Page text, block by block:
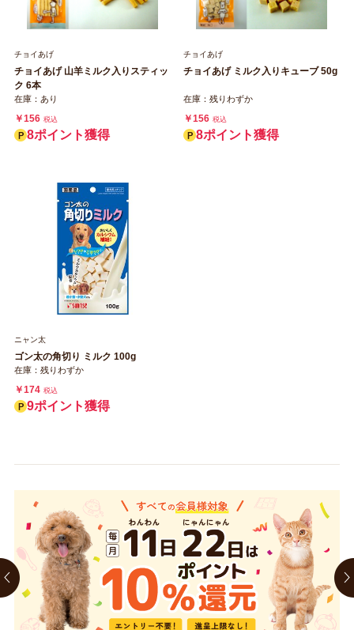
チョイあげ
チョイあげ 山羊ミルク入りスティッ
ク 6本
在庫：あり
￥156 税込
8ポイント獲得
チョイあげ
チョイあげ ミルク入りキューブ 50g
在庫：残りわずか
￥156 税込
8ポイント獲得
ニャン太
ゴン太の角切り ミルク 100g
在庫：残りわずか
￥174 税込
9ポイント獲得